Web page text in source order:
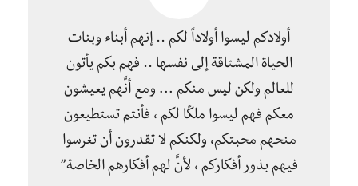
أولادكم ليسوا أولاداً لكم .. إنهم أبناء وبنات
الحياة المشتاقة إلى نفسها .. فهم بكم يأتون
للعالم ولكن ليس منكم … ومع أنَّهم يعيشون
معكم فهم ليسوا ملكًا لكم ، فأنتم تستطيعون
منحهم محبتكم، ولكنكم لا تقدرون أن تغرسوا
فيهم بذور أفكاركم ، لأنَّ لهم أفكارهم الخاصة”